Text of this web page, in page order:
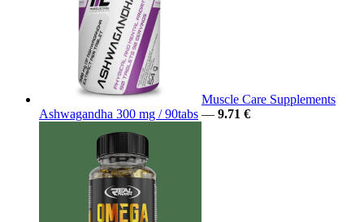
Muscle Care Supplements
Ashwagandha 300 mg / 90tabs — 9.71 €